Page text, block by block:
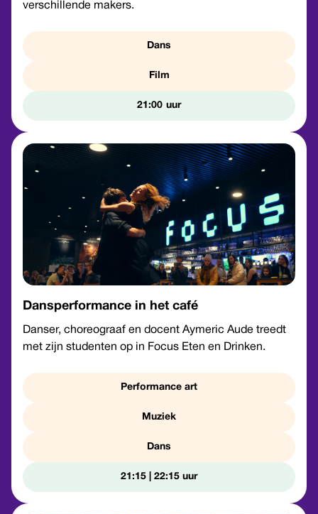
verschillende makers.
Dans
Film
21:00
Dansperformance in het café
Danser, choreograaf en docent Aymeric Aude treedt
met zijn studenten op in Focus Eten en Drinken.
Performance art
Muziek
Dans
21:15 | 22:15